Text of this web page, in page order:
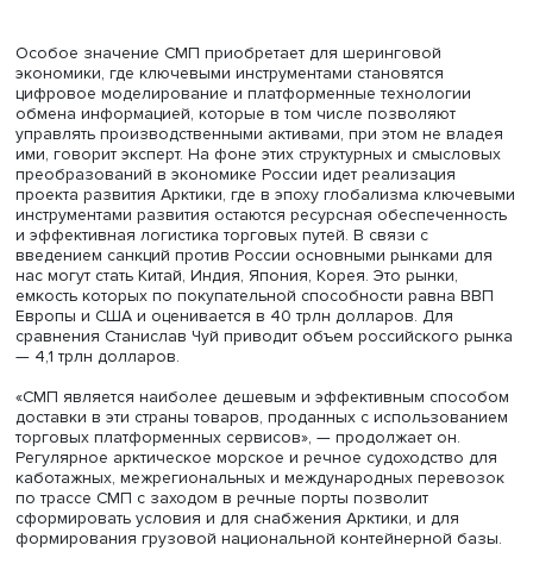
Станислав Чуй, фото: cup-russia.ru
Особое значение СМП приобретает для шеринговой
экономики, где ключевыми инструментами становятся
цифровое моделирование и платформенные
управлять производственными активами, при этом не
ими, говорит эксперт. На фоне этих структурных и
преобразований в экономике России идет реализация
проекта развития Арктики, где в эпоху глобализма
инструментами развития остаются ресурсная
и эффективная логистика торговых путей. В связи с
введением санкций против России основными рынками